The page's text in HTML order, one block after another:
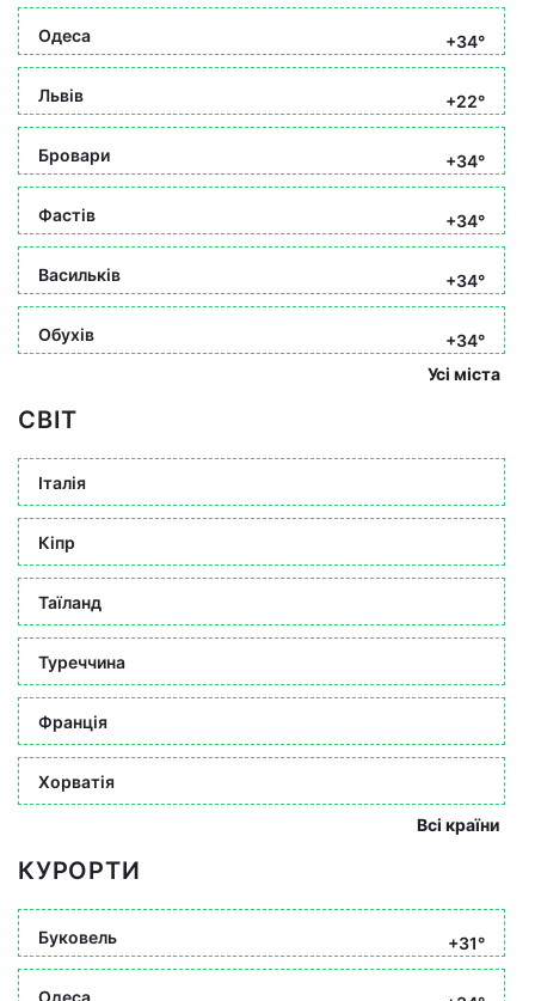
Одеса +34°
Львів +22°
Бровари +34°
Фастів +34°
Васильків +34°
Обухів
+34°
Усі міста
СВІТ
Італія
Кіпр
Таїланд
Туреччина
Франція
Хорватія
Всі країни
КУРОРТИ
Буковель +31°
Одеса